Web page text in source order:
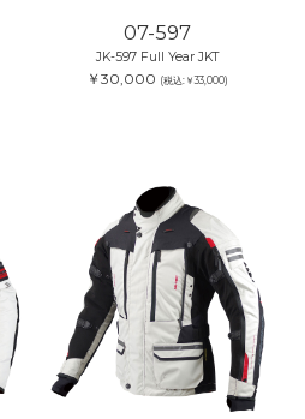
07-597
JK-597 Full Year JKT
￥30,000 (税込:￥33,000)